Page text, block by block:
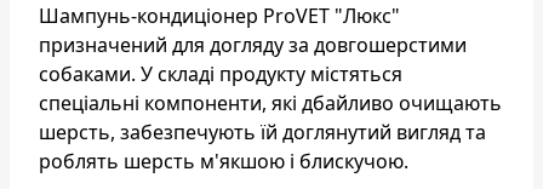
Шампунь-кондиціонер ProVET "Люкс"
призначений для догляду за довгошерстими
собаками. У складі продукту містяться
спеціальні компоненти, які дбайливо очищають
шерсть, забезпечують їй доглянутий вигляд та
роблять шерсть м'якшою і блискучою.